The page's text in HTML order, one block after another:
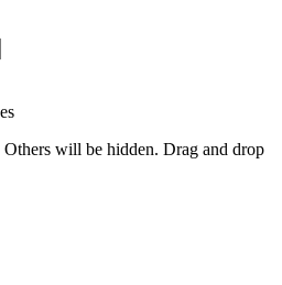
will be hidden. Drag and drop